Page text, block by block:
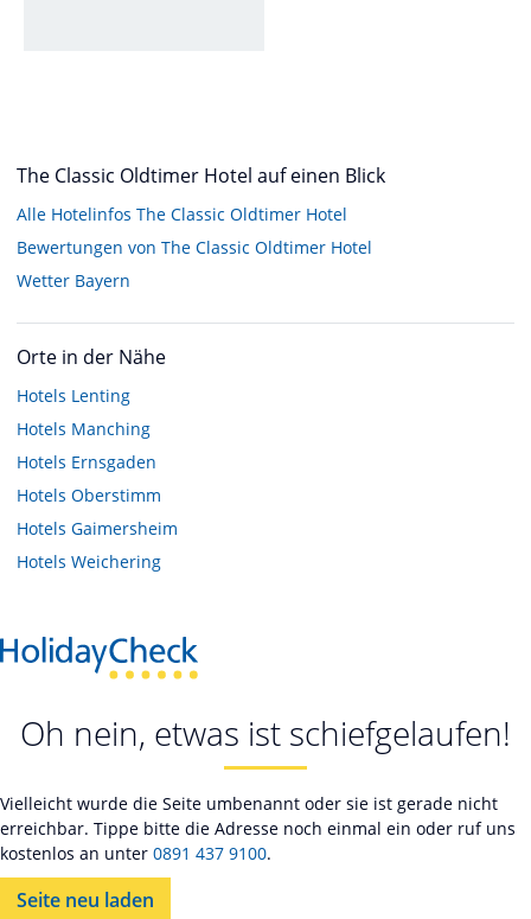
The Classic Oldtimer Hotel auf einen Blick
Alle Hotelinfos The Classic Oldtimer Hotel
Bewertungen von The Classic Oldtimer Hotel
Wetter Bayern
Orte in der Nähe
Hotels Lenting
Hotels Manching
Hotels Ernsgaden
Hotels Oberstimm
Hotels Gaimersheim
Hotels Weichering
Oh nein, etwas ist schiefgelaufen!
Vielleicht wurde die Seite umbenannt oder sie ist gerade nicht
erreichbar. Tippe bitte die Adresse noch einmal ein oder ruf uns
kostenlos an unter 0891 437 9100.
Seite neu laden